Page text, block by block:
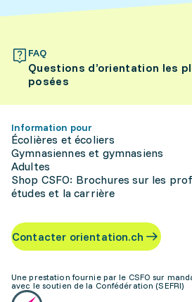
FAQ
Questions d’orientation les
posées
Information pour
Écolières et écoliers
Gymnasiennes et gymnasiens
Adultes
Shop CSFO: Brochures sur les
études et la carrière
Contacter orientation.ch
Une prestation fournie par le CSFO sur
avec le soutien de la Confédération (SEFRI)